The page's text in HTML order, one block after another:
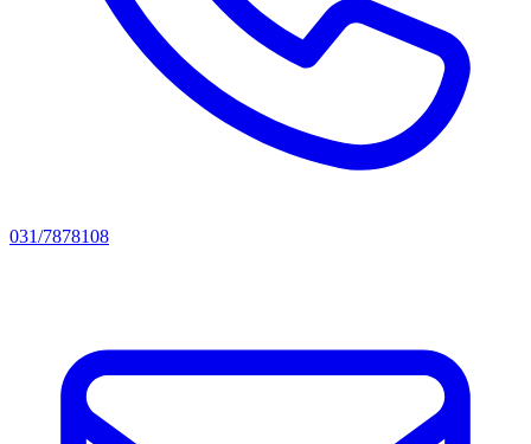
031/7878108